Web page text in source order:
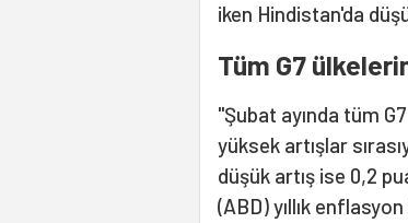
iken Hindistan'da
Tüm G7
"Şubat ayında tüm
yüksek artışlar
düşük artış ise 0,2
(ABD) yıllık